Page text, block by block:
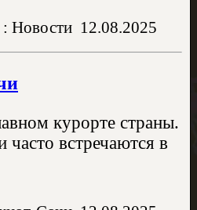
Новости 12.08.2025
курорте страны.
встречаются в